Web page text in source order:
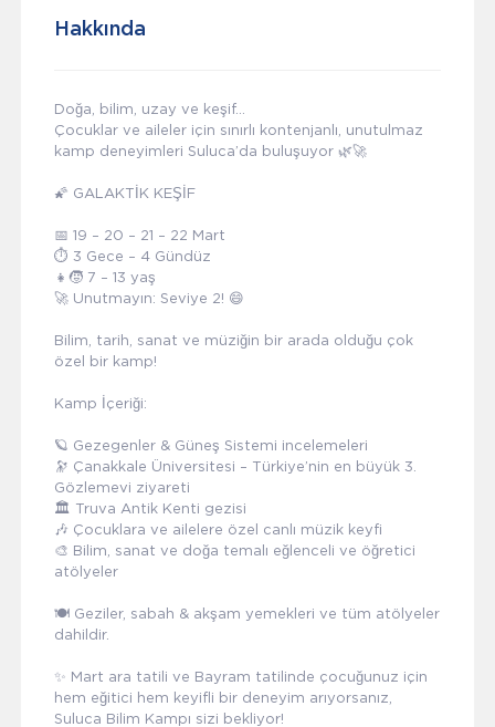
Hakkında
Doğa, bilim, uzay ve keşif…
Çocuklar ve aileler için sınırlı kontenjanlı, unutulmaz
kamp deneyimleri Suluca’da buluşuyor 🌿🚀
🌠 GALAKTİK KEŞİF
📅 19 – 20 – 21 – 22 Mart
⏱️ 3 Gece – 4 Gündüz
👧🧒 7 – 13 yaş
🚀 Unutmayın: Seviye 2! 😄
Bilim, tarih, sanat ve müziğin bir arada olduğu çok
özel bir kamp!
Kamp İçeriği:
🪐 Gezegenler & Güneş Sistemi incelemeleri
🔭 Çanakkale Üniversitesi – Türkiye’nin en büyük 3.
Gözlemevi ziyareti
🏛️ Truva Antik Kenti gezisi
🎶 Çocuklara ve ailelere özel canlı müzik keyfi
🎨 Bilim, sanat ve doğa temalı eğlenceli ve öğretici
atölyeler
🍽️ Geziler, sabah & akşam yemekleri ve tüm atölyeler
dahildir.
✨ Mart ara tatili ve Bayram tatilinde çocuğunuz için
hem eğitici hem keyifli bir deneyim arıyorsanız,
Suluca Bilim Kampı sizi bekliyor!